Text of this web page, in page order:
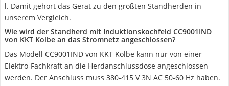
l. Damit gehört das Gerät zu den größten Standherden in
unserem Vergleich.
Wie wird der Standherd mit Induktionskochfeld CC9001IND
von KKT Kolbe an das Stromnetz angeschlossen?
Das Modell CC9001IND von KKT Kolbe kann nur von einer
Elektro-Fachkraft an die Herdanschlussdose angeschlossen
werden. Der Anschluss muss 380-415 V 3N AC 50-60 Hz haben.